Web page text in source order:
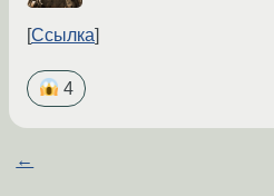
Ссылка
4
←